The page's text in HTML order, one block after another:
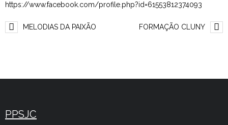
https://www.facebook.com/profile.php?id=61553812374093
MELODIAS DA PAIXÃO FORMAÇÃO CLUNY
PPSJC